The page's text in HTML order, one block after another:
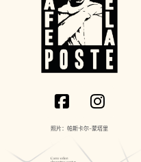
照片：帕斯卡尔-蒙塔里